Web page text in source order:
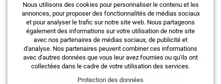
Nous utilisons des cookies pour personnaliser le contenu et les
annonces, pour proposer des fonctionnalités de médias sociaux
et pour analyser le trafic sur notre site web. Nous partageons
également des informations sur votre utilisation de notre site
avec nos partenaires de médias sociaux, de publicité et
d'analyse. Nos partenaires peuvent combiner ces informations
avec d'autres données que vous leur avez fournies ou qu'ils ont
collectées dans le cadre de votre utilisation des services.
Protection des données